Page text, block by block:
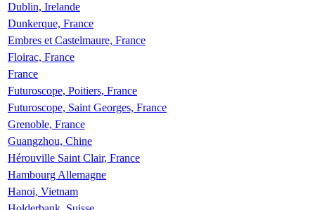
Dublin, Irelande
Dunkerque, France
Embres et Castelmaure, France
Floirac, France
France
Futuroscope, Poitiers, France
Futuroscope, Saint Georges, France
Grenoble, France
Guangzhou, Chine
Hérouville Saint Clair, France
Hambourg Allemagne
Hanoi, Vietnam